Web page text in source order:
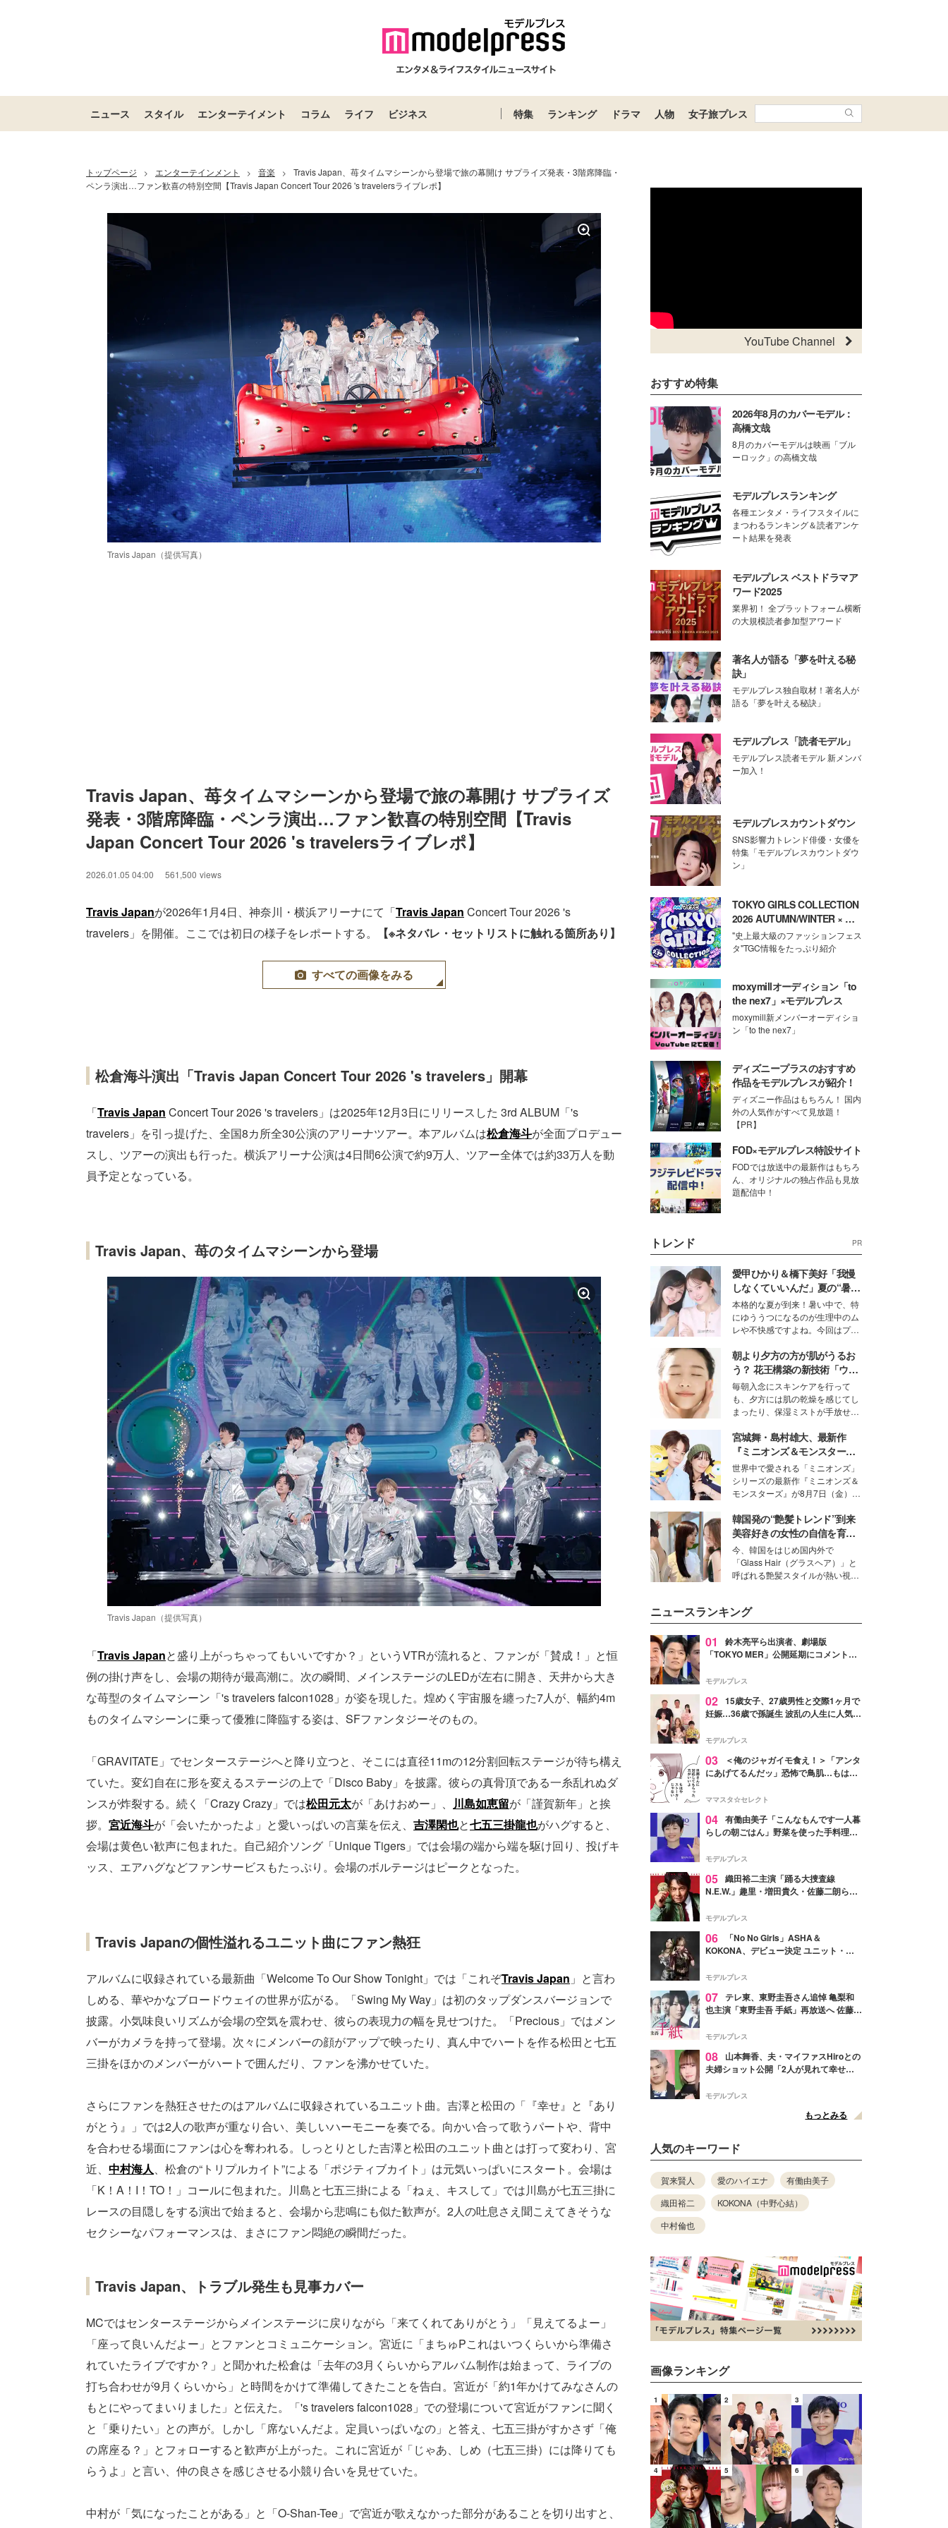
ニュース スタイル エンターテイメント コラム ライフ ビジネス 特集 ランキング ドラマ 人物 女子旅プレス
トップページ > エンターテインメント > 音楽 >
Travis Japan、苺タイムマシーンから登場で旅の幕開け サプライズ発表・3階席降臨・
ペンラ演出…ファン歓喜の特別空間【Travis Japan Concert Tour 2026 's travelersライブレポ】
Travis Japan（提供写真）
Travis Japan、苺タイムマシーンから登場で旅の幕開け サプライズ
発表・3階席降臨・ペンラ演出…ファン歓喜の特別空間【Travis
Japan Concert Tour 2026 's travelersライブレポ】
2026.01.05 04:00 561,500 views
Travis Japanが2026年1月4日、神奈川・横浜アリーナにて「Travis Japan Concert Tour 2026 's
travelers」を開催。ここでは初日の様子をレポートする。
【※ネタバレ・セットリストに触れる箇所あり】
すべての画像をみる
松倉海斗演出「Travis Japan Concert Tour 2026 's travelers」開幕
「Travis Japan Concert Tour 2026 's travelers」は2025年12月3日にリリースした 3rd ALBUM「's
travelers」を引っ提げた、全国8カ所全30公演のアリーナツアー。本アルバムは松倉海斗が全面プロデュー
スし、ツアーの演出も行った。横浜アリーナ公演は4日間6公演で約9万人、ツアー全体では約33万人を動
員予定となっている。
Travis Japan、苺のタイムマシーンから登場
Travis Japan（提供写真）
「Travis Japanと盛り上がっちゃってもいいですか？」というVTRが流れると、ファンが「賛成！」と恒
例の掛け声をし、会場の期待が最高潮に。次の瞬間、メインステージのLEDが左右に開き、天井から大き
な苺型のタイムマシーン「's travelers falcon1028」が姿を現した。煌めく宇宙服を纏った7人が、幅約4m
ものタイムマシーンに乗って優雅に降臨する姿は、SFファンタジーそのもの。
「GRAVITATE」でセンターステージへと降り立つと、そこには直径11mの12分割回転ステージが待ち構え
ていた。変幻自在に形を変えるステージの上で「Disco Baby」を披露。彼らの真骨頂である一糸乱れぬダ
ンスが炸裂する。続く「Crazy Crazy」では松田元太が「あけおめー」、 川島如恵留が「謹賀新年」と挨
拶。 宮近海斗が「会いたかったよ」と愛いっぱいの言葉を伝え、 吉澤閑也と七五三掛龍也がハグすると、
会場は黄色い歓声に包まれた。自己紹介ソング「Unique Tigers」では会場の端から端を駆け回り、投げキ
ッス、エアハグなどファンサービスもたっぷり。会場のボルテージはピークとなった。
Travis Japanの個性溢れるユニット曲にファン熱狂
アルバムに収録されている最新曲「Welcome To Our Show Tonight」では「これぞTravis Japan 」と言わ
しめる、華やかなブロードウェイの世界が広がる。「Swing My Way」は初のタップダンスバージョンで
披露。小気味良いリズムが会場の空気を震わせ、彼らの表現力の幅を見せつけた。「Precious」ではメン
バーがカメラを持って登場。次々にメンバーの顔がアップで映ったり、真ん中でハートを作る松田と七五
三掛をほかのメンバーがハートで囲んだり、ファンを沸かせていた。
さらにファンを熱狂させたのはアルバムに収録されているユニット曲。吉澤と松田の「『幸せ』と『あり
がとう』」では2人の歌声が重なり合い、美しいハーモニーを奏でる。向かい合って歌うパートや、背中
を合わせる場面にファンは心を奪われる。しっとりとした吉澤と松田のユニット曲とは打って変わり、宮
近、 中村海人、松倉の“トリプルカイト”による「ポジティブカイト」は元気いっぱいにスタート。会場は
「K！A！I！TO！」コールに包まれた。川島と七五三掛による「ねぇ、キスして」では川島が七五三掛に
レースの目隠しをする演出で始まると、会場から悲鳴にも似た歓声が。2人の吐息さえ聞こえてきそうな
セクシーなパフォーマンスは、まさにファン悶絶の瞬間だった。
Travis Japan、トラブル発生も見事カバー
MCではセンターステージからメインステージに戻りながら「来てくれてありがとう」「見えてるよー」
「座って良いんだよー」とファンとコミュニケーション。宮近に「まちゅPこれはいつくらいから準備さ
れていたライブですか？」と聞かれた松倉は「去年の3月くらいからアルバム制作は始まって、ライブの
打ち合わせが9月くらいから」と時間をかけて準備してきたことを告白。宮近が「約1年かけてみなさんの
もとにやってまいりました」と伝えた。「's travelers falcon1028」での登場について宮近がファンに聞く
と「乗りたい」との声が。しかし「席ないんだよ。定員いっぱいなの」と答え、七五三掛がすかさず「俺
の席座る？」とフォローすると歓声が上がった。これに宮近が「じゃあ、しめ（七五三掛）には降りても
らうよ」と言い、仲の良さを感じさせる小競り合いを見せていた。
中村が「気になったことがある」と「O-Shan-Tee」で宮近が歌えなかった部分があることを切り出すと、
YouTube Channel
おすすめ特集
2026年8月のカバーモデル：
高橋文哉
8月のカバーモデルは映画「ブル
ーロック」の高橋文哉
モデルプレスランキング
各種エンタメ・ライフスタイルに
まつわるランキング＆読者アンケ
ート結果を発表
モデルプレス ベストドラマア
ワード2025
業界初！ 全プラットフォーム横断
の大規模読者参加型アワード
著名人が語る「夢を叶える秘
訣」
モデルプレス独自取材！著名人が
語る「夢を叶える秘訣」
モデルプレス「読者モデル」
モデルプレス読者モデル 新メンバ
ー加入！
モデルプレスカウントダウン
SNS影響力トレンド俳優・女優を
特集「モデルプレスカウントダウ
ン」
TOKYO GIRLS COLLECTION
2026 AUTUMN/WINTER × モ
デルプレス
"史上最大級のファッションフェス
タ"TGC情報をたっぷり紹介
moxymillオーディション「to
the nex7」×モデルプレス
moxymill新メンバーオーディショ
ン「to the nex7」
ディズニープラスのおすすめ
作品をモデルプレスが紹介！
ディズニー作品はもちろん！ 国内
外の人気作がすべて見放題！
【PR】
FOD×モデルプレス特設サイト
FODでは放送中の最新作はもちろ
ん、オリジナルの独占作品も見放
題配信中！
トレンド PR
愛甲ひかり＆橋下美好「我慢
しなくていいんだ」夏の“暑さ
対策”の新しい選択肢とは？
本格的な夏が到来！暑い中で、特
にゆううつになるのが生理中のム
レや不快感ですよね。今回はプラ
モデル・愛甲ひかりさんと橋下美
好さんを迎えて本音で女子会トー
ク。猛暑のお出かけを快適に過ご
すヒントや、2人が感動した夏の
生理の新常識にも迫りました。
朝より夕方の方が肌がうるお
う？ 花王構築の新技術「ウォ
ーターキャプチャリングスキ
ン（捕水肌）」がスキンケア
の常識を変える予感
毎朝入念にスキンケアを行って
も、夕方には肌の乾燥を感じてし
まったり、保湿ミストが手放せな
な美容の常識を大きく変える可能
性を秘めた、革新的な「Water
Capturing Skin（ウォーターキャ
プチャリングスキン：捕水肌）」
技術を、花王が構築した。
宮城舞・島村雄大、最新作
『ミニオンズ＆モンスター
ズ』の魅力熱弁 ハチャメチャ
だけじゃない“友情と絆”に感
動
世界中で愛される「ミニオンズ」
シリーズの最新作『ミニオンズ＆
モンスターズ』が8月7日（金）に
ニオン好き”という共通点を持つモ
デルの宮城舞と島村雄大の特別対
談をお届け！それぞれの視点か
ら、今作ならではの魅力や予想外
の感動をもたらす奥深いストーリ
ーについて熱く語り合ってもらっ
韓国発の“艶髪トレンド”到来
美容好きの女性の自信を育む
「ヘアケア事情」って？
今、韓国をはじめ国内外で
「Glass Hair（グラスヘア）」と
呼ばれる艶髪スタイルが熱い視線
して、“髪そのものの美しさ”に改
めて注目する人が増えている様
子。今回は、そんな憧れの艶やか
な髪を日常で叶える、美容好きの
ます。
ニュースランキング
01
鈴木亮平ら出演者、劇場版
「TOKYO MER」公開延期にコメント
最大の敬意とエールを」
モデルプレス
02 15歳女子、27歳男性と交際1ヶ月で
妊娠…36歳で孫誕生 波乱の人生に人気タ
よ！」
モデルプレス
03
＜俺のジャガイモ食え！＞「アンタ
にあげてるんだッ」恐怖で鳥肌…もはや
ママスタ☆セレクト
04 有働由美子「こんなもんです一人暮
らしの朝ごはん」野菜を使った手料理公
そう」と反響
モデルプレス
05 織田裕二主演「踊る大捜査線
N.E.W.」趣里・増田貴久・佐藤二朗ら新
徴する“謎のキーワード”も
モデルプレス
06
「No No Girls」ASHA＆
KOKONA、デビュー決定 ユニット・
リリースへ
モデルプレス
07 テレ東、東野圭吾さん追悼 亀梨和
也主演「東野圭吾 手紙」再放送へ 佐藤隆
モデルプレス
08
山本舞香、夫・マイファスHiroとの
夫婦ショット公開「2人が見れて幸せ」
モデルプレス
もっとみる
人気のキーワード
賀来賢人 愛のハイエナ
有働由美子
織田裕二
KOKONA（中野心結）
中村倫也
画像ランキング
1 2 3
4 5 6